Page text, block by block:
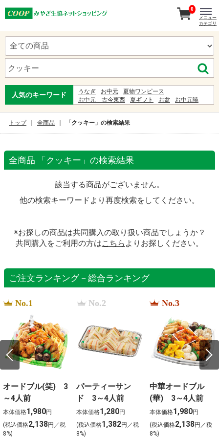
人気のキーワード うなぎ お中元
夏物ワンピース
お中元 古今東西
夏ギフト お盆
お中元暁
стб 1400-2023 читать
0
メニュー
カテゴリ
トップ 全商品 「クッキー」の検索結果
全商品 「クッキー」の検索結果
該当する商品がございません。
他の検索キーワードより再度検索をしてください。
※お探しの商品は共同購入の取り扱い商品でしょうか？
共同購入をご利用の方はこちら よりお探しください。
ご注文ランキング－総合ランキング
No.1
オードブル(笑) 3
～4人前
本体価格1,980円
(税込価格2,138円／税
8%)
No.2
パーティーサン
ド 3～4人前
本体価格1,280円
(税込価格1,382円／税
8%)
No.3
中華オードブル
(華) 3～4人前
本体価格1,980円
(税込価格2,138円／税
8%)